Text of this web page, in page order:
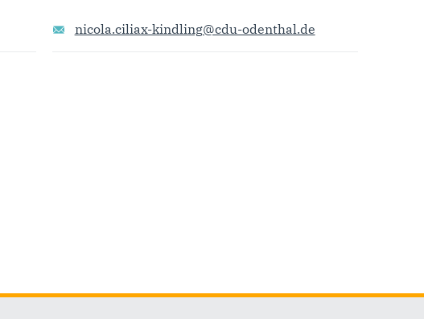
nicola.ciliax-kindling@cdu-odenthal.de